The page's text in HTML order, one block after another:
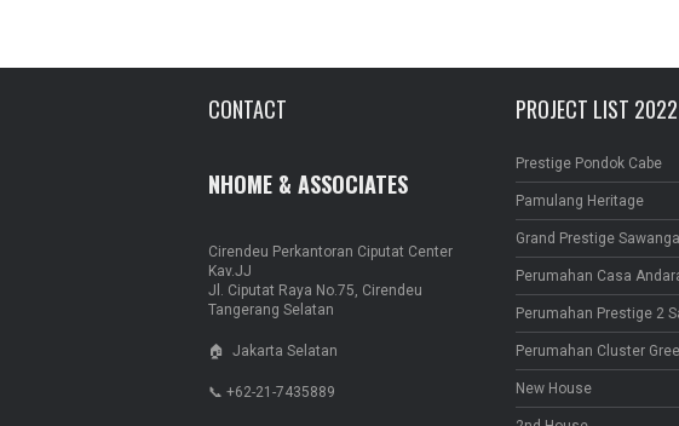
CONTACT
NHOME & ASSOCIATES
Cirendeu Perkantoran Ciputat Center
Kav.JJ
Jl. Ciputat Raya No.75, Cirendeu
Tangerang Selatan
🏠 Jakarta Selatan
📞 +62-21-7435889
PROJECT LIST 2022
Prestige Pondok Cabe
Pamulang Heritage
Grand Prestige
Perumahan Casa
Perumahan Prestige 2
Perumahan Cluster
New House